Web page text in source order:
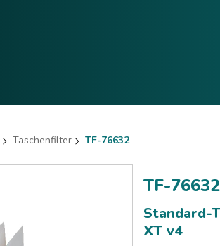
Taschenfilter TF-76632
TF-76632
Standard-
XT v4